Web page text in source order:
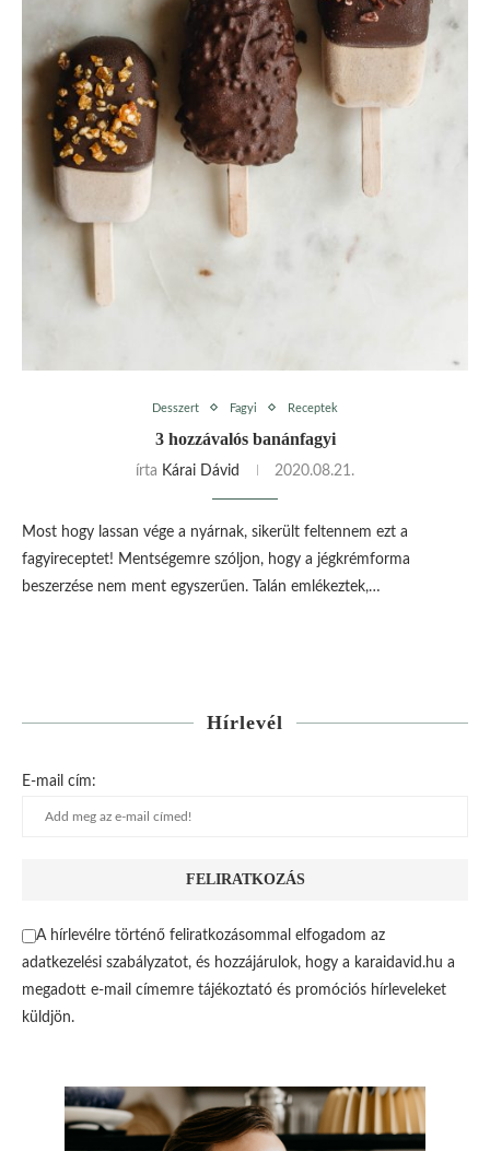
Desszert Fagyi Receptek
3 hozzávalós banánfagyi
írta Kárai Dávid 2020.08.21.
Most hogy lassan vége a nyárnak, sikerült feltennem ezt a
fagyireceptet! Mentségemre szóljon, hogy a jégkrémforma
beszerzése nem ment egyszerűen. Talán emlékeztek,…
Hírlevél
E-mail cím:
A hírlevélre történő feliratkozásommal elfogadom az
adatkezelési szabályzatot, és hozzájárulok, hogy a karaidavid.hu a
megadott e-mail címemre tájékoztató és promóciós hírleveleket
küldjön.